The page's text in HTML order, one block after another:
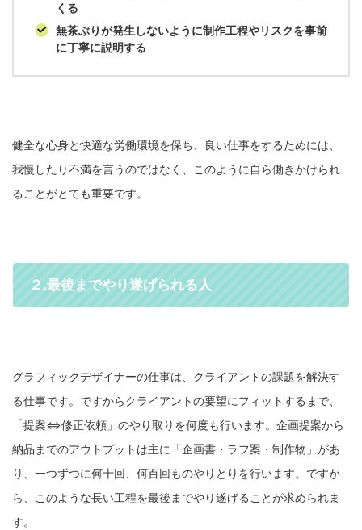
くる
無茶ぶりが発生しないように制作工程やリスクを事前
に丁寧に説明する
健全な心身と快適な労働環境を保ち、良い仕事をするためには、
我慢したり不満を言うのではなく、このように自ら働きかけられ
ることがとても重要です。
２.最後までやり遂げられる人
グラフィックデザイナーの仕事は、クライアントの課題を解決す
る仕事です。ですからクライアントの要望にフィットするまで、
「提案⇔修正依頼」のやり取りを何度も行います。企画提案から
納品までのアウトプットは主に「企画書・ラフ案・制作物」があ
り、一つずつに何十回、何百回ものやりとりを行います。ですか
ら、このような長い工程を最後までやり遂げることが求められま
す。